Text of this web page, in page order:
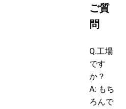
ご質
問
Q.工場
です
か？
A: もち
ろんで